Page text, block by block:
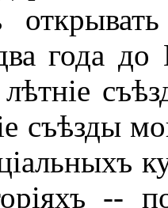
года
лѣтніе
съѣзды
--